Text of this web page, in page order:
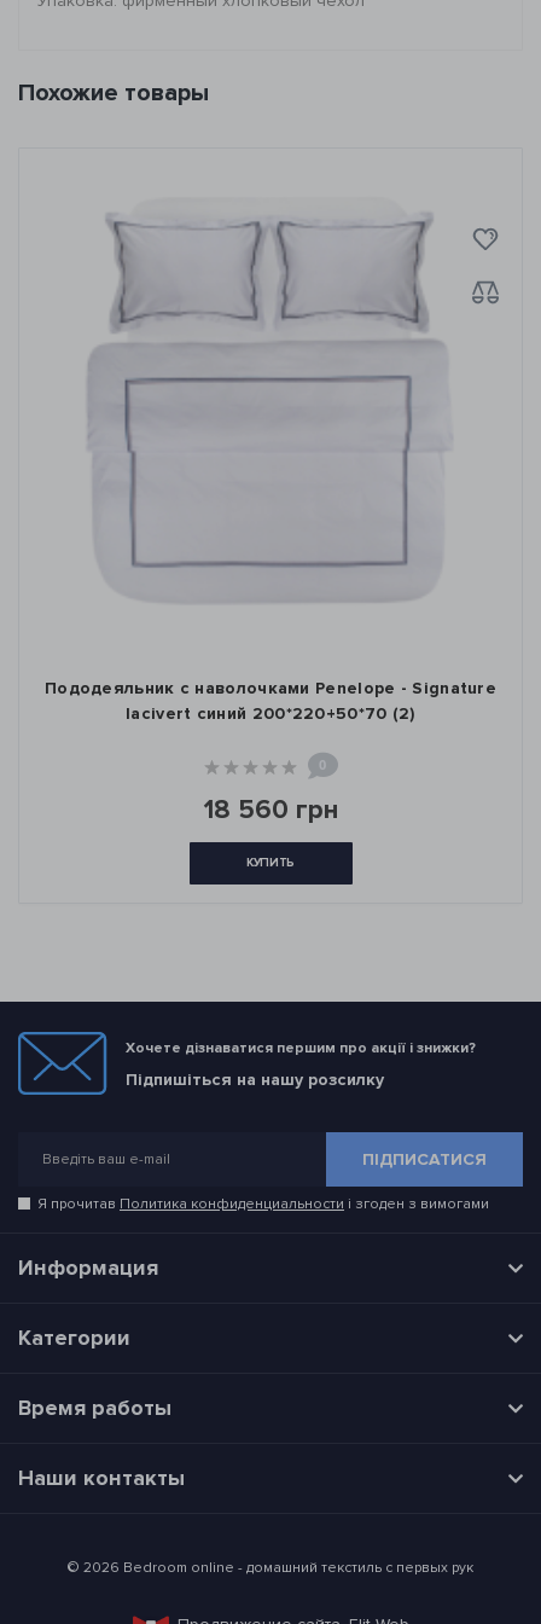
Похожие товары
Пододеяльник с наволочками Penelope - Signature
lacivert синий 200*220+50*70 (2)
0
18 560 грн
КУПИТЬ
Хочете дізнаватися першим про акції і знижки?
Підпишіться на нашу розсилку
ПІДПИСАТИСЯ
Я прочитав Политика конфиденциальности і згоден з вимогами
Информация
Категории
Время работы
Наши контакты
© 2026 Bedroom online - домашний текстиль с первых рук